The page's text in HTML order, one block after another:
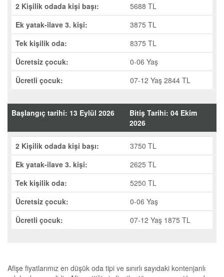
2 Kişilik odada kişi başı:
5688 TL
Ek yatak-ilave 3. kişi:
3875 TL
Tek kişilik oda:
8375 TL
Ücretsiz çocuk:
0-06 Yaş
Ücretli çocuk:
07-12 Yaş 2844 TL
Başlangıç tarihi: 13 Eylül 2026
Bitiş Tarihi: 04 Ekim
2026
2 Kişilik odada kişi başı:
3750 TL
Ek yatak-ilave 3. kişi:
2625 TL
Tek kişilik oda:
5250 TL
Ücretsiz çocuk:
0-06 Yaş
Ücretli çocuk:
07-12 Yaş 1875 TL
Afişe fiyatlarımız en düşük oda tipi ve sınırlı sayıdaki kontenjanlı